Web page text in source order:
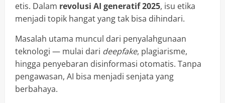
etis. Dalam revolusi AI generatif 2025, isu etika
menjadi topik hangat yang tak bisa dihindari.
Masalah utama muncul dari penyalahgunaan
teknologi — mulai dari deepfake, plagiarisme,
hingga penyebaran disinformasi otomatis. Tanpa
pengawasan, AI bisa menjadi senjata yang
berbahaya.